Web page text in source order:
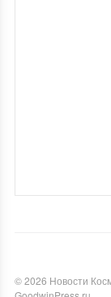
©2026 Новости